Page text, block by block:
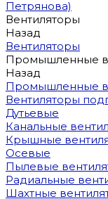
Петрянова)
Вентиляторы
Назад
Вентиляторы
Промышленные
Назад
Промышленные
Вентиляторы
Дутьевые
Канальные
Крышные
Осевые
Пылевые
Радиальные
Шахтные